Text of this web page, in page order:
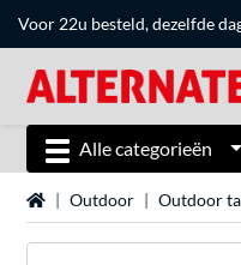
Voor 22u besteld, dezelfde
Alle categorieën
HomeOutdoor Outdoor